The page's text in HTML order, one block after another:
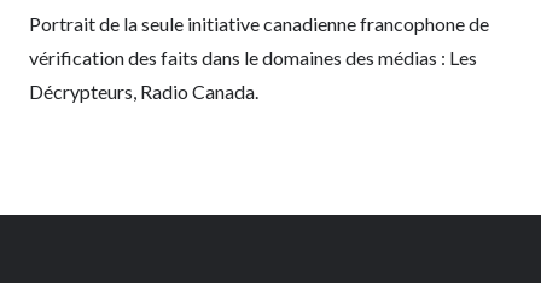
Portrait de la seule initiative canadienne francophone de
vérification des faits dans le domaines des médias : Les
Décrypteurs, Radio Canada.